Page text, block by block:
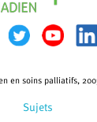
Sujets
en soins palliatifs,